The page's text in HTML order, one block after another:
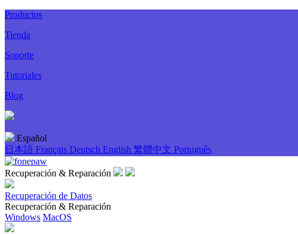
Productos
Tienda
Soporte
Tutoriales
Blog
Español
日本語 Français Deutsch English 繁體中文 Português
Recuperación & Reparación
Recuperación de Datos
Recuperación & Reparación
Windows MacOS